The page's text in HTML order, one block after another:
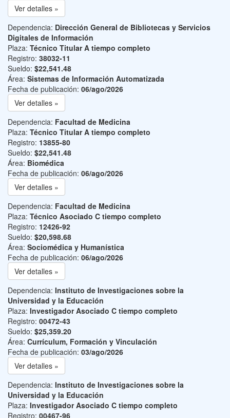
Ver detalles »
Dependencia: Dirección General de Bibliotecas y Servicios
Digitales de Información
Plaza: Técnico Titular A tiempo completo
Registro: 38032-11
Sueldo: $22,541.48
Área: Sistemas de Información Automatizada
Fecha de publicación: 06/ago/2026
Ver detalles »
Dependencia: Facultad de Medicina
Plaza: Técnico Titular A tiempo completo
Registro: 13855-80
Sueldo: $22,541.48
Área: Biomédica
Fecha de publicación: 06/ago/2026
Ver detalles »
Dependencia: Facultad de Medicina
Plaza: Técnico Asociado C tiempo completo
Registro: 12426-92
Sueldo: $20,598.68
Área: Sociomédica y Humanística
Fecha de publicación: 06/ago/2026
Ver detalles »
Dependencia: Instituto de Investigaciones sobre la
Universidad y la Educación
Plaza: Investigador Asociado C tiempo completo
Registro: 00472-43
Sueldo: $25,359.20
Área: Currículum, Formación y Vinculación
Fecha de publicación: 03/ago/2026
Ver detalles »
Dependencia: Instituto de Investigaciones sobre la
Universidad y la Educación
Plaza: Investigador Asociado C tiempo completo
Registro: 00467-96